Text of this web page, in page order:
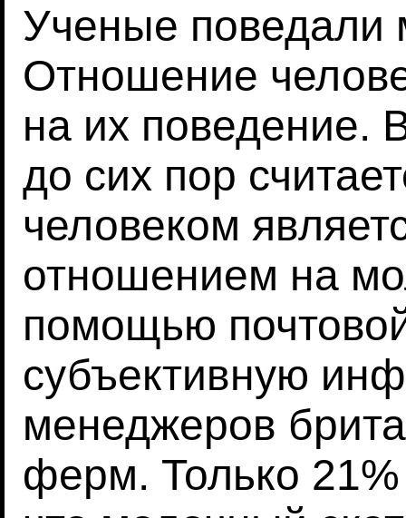
Ученые
Отношение
на их поведение.
до сих пор
человеком
отношением на
помощью
субъективную
менеджеров
ферм. Только